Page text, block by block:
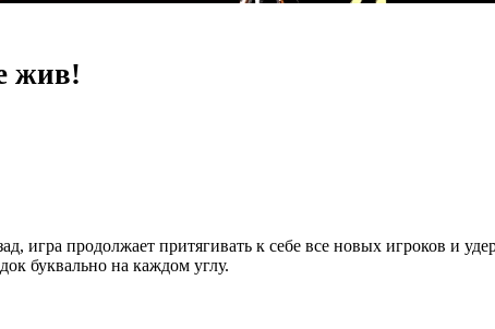
жив!
игра продолжает притягивать к себе все новых игроков и
буквально на каждом углу.